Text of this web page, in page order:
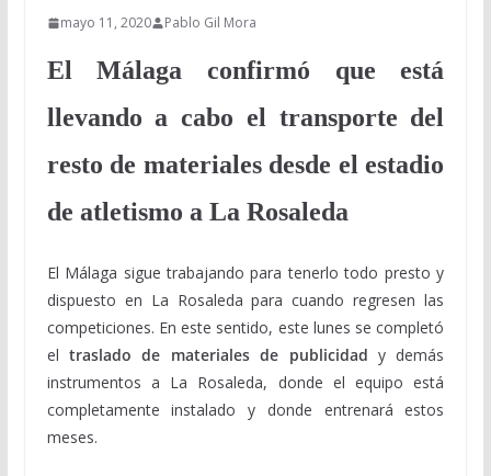
mayo 11, 2020 Pablo Gil Mora
El Málaga confirmó que está
llevando a cabo el transporte del
resto de materiales desde el estadio
de atletismo a La Rosaleda
El Málaga sigue trabajando para tenerlo todo presto y
dispuesto en La Rosaleda para cuando regresen las
competiciones. En este sentido, este lunes se completó
eltraslado de materiales de publicidad y demás
instrumentos a La Rosaleda, donde el equipo está
completamente instalado y donde entrenará estos
meses.